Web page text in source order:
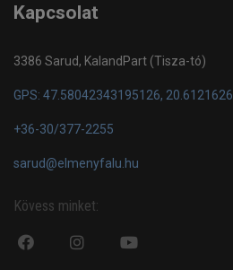
Kapcsolat
3386 Sarud, KalandPart (Tisza-tó)
GPS: 47.58042343195126,
+36-30/377-2255
sarud@elmenyfalu.hu
Kövess minket:
fa
fa